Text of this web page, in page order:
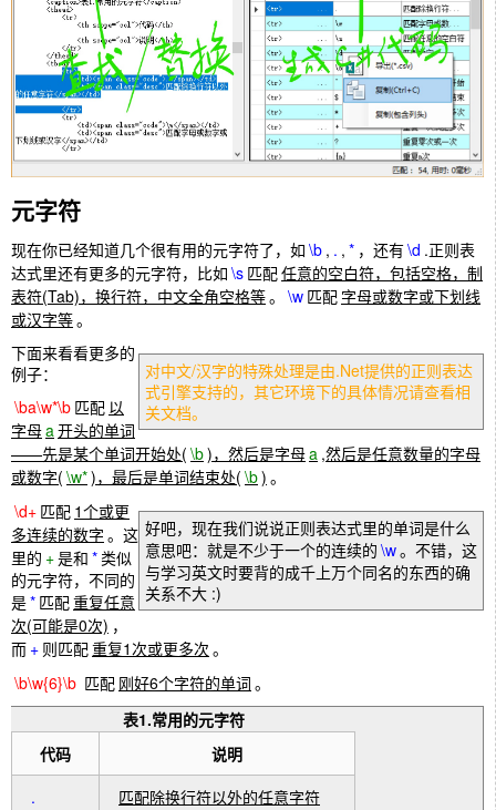
元字符
现在你已经知道几个很有用的元字符了，如 \b , . , * ，还有\d .正则表
达式里还有更多的元字符，比如 \s 匹配任意的空白符，包括空格，制
表符(Tab)，换行符，中文全角空格等。 \w 匹配 字母或数字或下划线
或汉字等。
对中文/汉字的特殊处理是由.Net提供的正则表达
式引擎支持的，其它环境下的具体情况请查看相
关文档。
下面来看看更多的
例子：
\ba\w*\b 匹配 以
字母a开头的单词
——先是某个单词开始处( \b)，然后是字母a ,然后是任意数量的字母
或数字( \w*)，最后是单词结束处( \b) 。
好吧，现在我们说说正则表达式里的单词是什么
意思吧：就是不少于一个的连续的 \w。不错，这
与学习英文时要背的成千上万个同名的东西的确
关系不大 :)
\d+ 匹配 1个或更
多连续的数字 。这
里的 +是和 * 类似
的元字符，不同的
是* 匹配重复任意
次(可能是0次) ，
而 + 则匹配重复1次或更多次 。
\b\w{6}\b 匹配 刚好6个字符的单词 。
表1.常用的元字符
代码
说明
.
匹配除换行符以外的任意字符